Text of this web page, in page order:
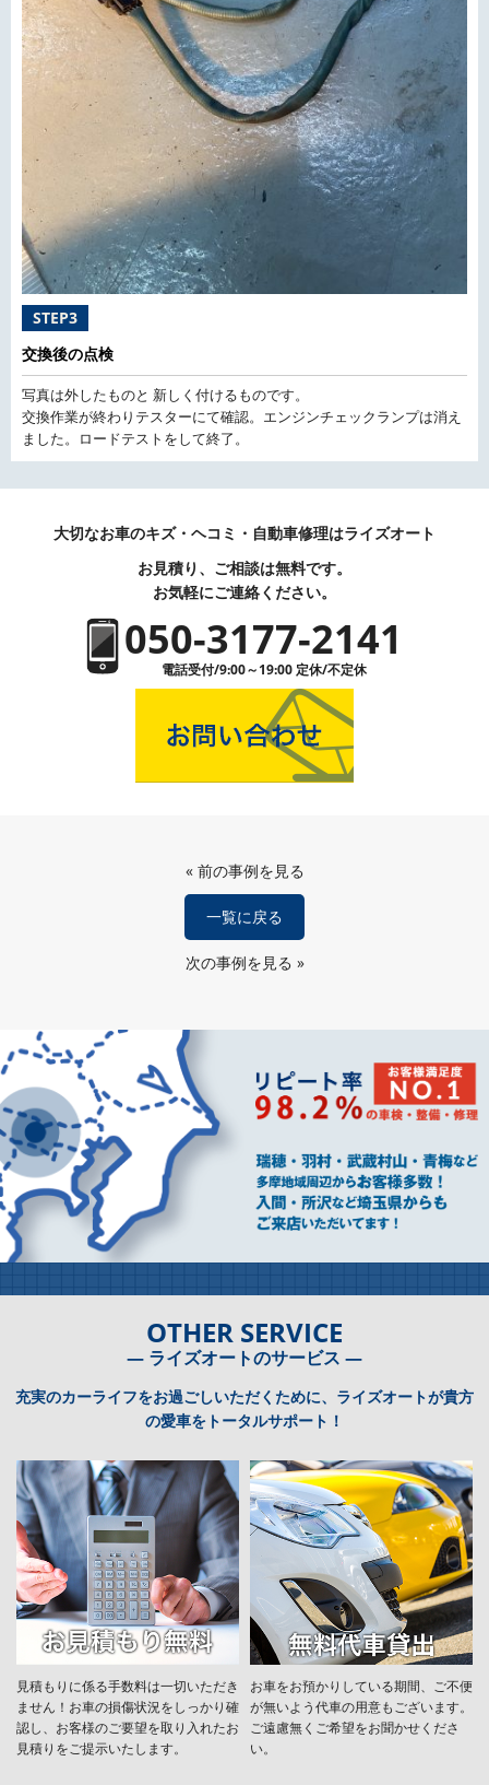
STEP3
交換後の点検
写真は外したものと 新しく付けるものです。
交換作業が終わりテスターにて確認。エンジンチェックランプは消え
ました。ロードテストをして終了。
大切なお車のキズ・ヘコミ・自動車修理はライズオート
お見積り、ご相談は無料です。
お気軽にご連絡ください。
050-3177-2141
電話受付/9:00～19:00 定休/不定休
« 前の事例を見る
一覧に戻る
次の事例を見る »
OTHER SERVICE
― ライズオートのサービス ―
充実のカーライフをお過ごしいただくために、ライズオートが貴方
の愛車をトータルサポート！
見積もりに係る手数料は一切いただき
ません！お車の損傷状況をしっかり確
認し、お客様のご要望を取り入れたお
見積りをご提示いたします。
お車をお預かりしている期間、ご不便
が無いよう代車の用意もございます。
ご遠慮無くご希望をお聞かせくださ
い。